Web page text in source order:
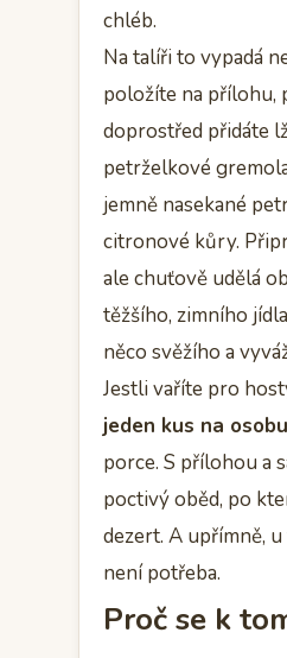
chléb.
Na talíři to vypadá
položíte na přílohu,
doprostřed přidáte
petrželkové
jemně nasekané
citronové kůry.
ale chuťově udělá
těžšího, zimního
něco svěžího a
Jestli vaříte pro
jeden kus na osobu
porce. S přílohou a
poctivý oběd, po
dezert. A upřímně,
není potřeba.
Proč se k